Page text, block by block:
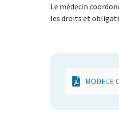
Le médecin
les droits et
MODELE